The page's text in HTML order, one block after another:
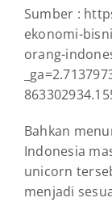
Sumber :
ekonomi-
orang-
Bahkan
Indonesia
unicorn
menjadi